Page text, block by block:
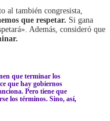
al también congresista,
que respetar. Si gana
Además, consideró que
que terminar los
que hay gobiernos
Pero tiene que
los términos. Sino, así,